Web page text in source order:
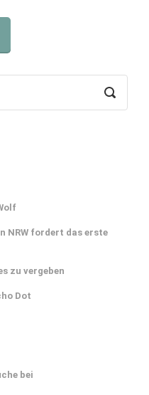
NRW fordert das erste
zu vergeben
Dot
bei